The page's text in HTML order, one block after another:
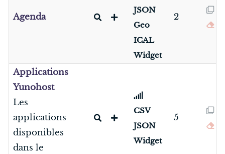
Agenda
JSON
Geo
ICAL
Widget
2
Applications
Yunohost
Les
applications
disponibles
dans le
CSV
JSON
Widget
5